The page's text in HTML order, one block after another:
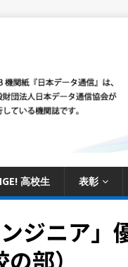
高校生 表彰
ジニア」
部）